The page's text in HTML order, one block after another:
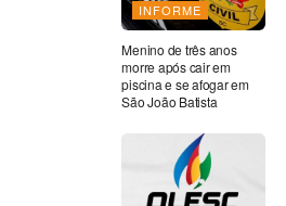
INFORME
Menino de três anos
morre após cair em
piscina e se afogar em
São João Batista